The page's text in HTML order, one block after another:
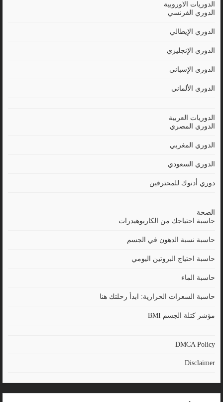
الدوريات الاوروبية
الدوري الفرنسي
الدوري الإيطالي
الدوري الإنجليزي
الدوري الإسباني
الدوري الألماني
الدوريات العربية
الدوري المصري
الدوري المغربي
الدوري السعودي
دوري أدنوك للمحترفين
الصحة
حاسبة احتياجك من الكاربوهيدرات
حاسبة نسبة الدهون في الجسم
حاسبة احتياج البروتين اليومي
حاسبة الماء
حاسبة السعرات الحرارية: ابدأ رحلتك هنا
مؤشر كتلة الجسم BMI
DMCA Policy
Disclaimer